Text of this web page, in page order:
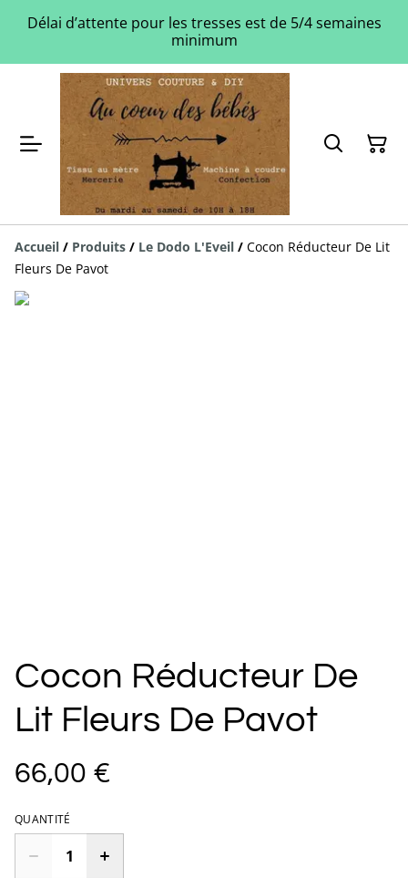
Délai d’attente pour les tresses est de 5/4 semaines
minimum
Accueil / Produits / Le Dodo L'Eveil / Cocon Réducteur De Lit
Fleurs De Pavot
Cocon Réducteur De
Lit Fleurs De Pavot
66,00 €
QUANTITÉ